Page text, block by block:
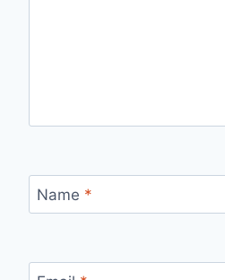
Name *